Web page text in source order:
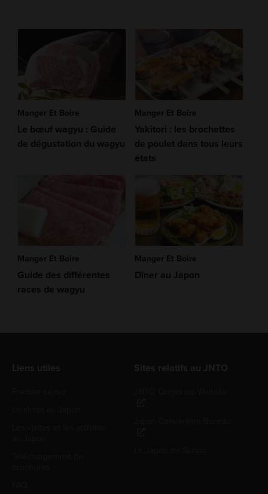
Manger Et Boire
Le bœuf wagyu : Guide
de dégustation du wagyu
Manger Et Boire
Yakitori : les brochettes
de poulet dans tous leurs
états
Manger Et Boire
Guide des différentes
races de wagyu
Manger Et Boire
Dîner au Japon